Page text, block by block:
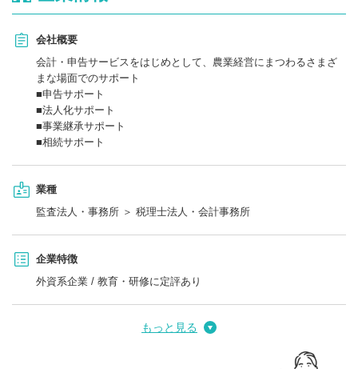
会社概要
会計・申告サービスをはじめとして、農業経営にまつわるさまざ
まな場面でのサポート
■申告サポート
■法人化サポート
■事業継承サポート
■相続サポート
業種
監査法人・事務所 ＞ 税理士法人・会計事務所
企業特徴
外資系企業 / 教育・研修に定評あり
もっと見る